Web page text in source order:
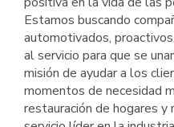
Estamos buscando
automotivados,
al servicio para que se
misión de ayudar a los
momentos de necesidad
restauración de hogares y